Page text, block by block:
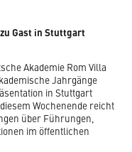
1927
zu Gast in Stuttgart
Akademie Rom Villa
Jahrgänge
in Stuttgart
Wochenende reicht
über Führungen,
im öffentlichen